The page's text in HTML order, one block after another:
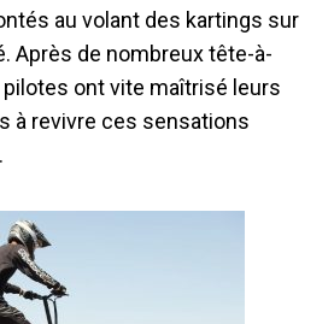
au volant des kartings sur
Après de nombreux tête-à-
ont vite maîtrisé leurs
à revivre ces sensations